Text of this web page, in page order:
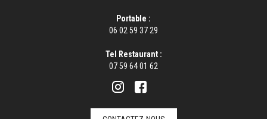
Portable :
06 02 59 37 29
Tel Restaurant :
07 59 64 01 62